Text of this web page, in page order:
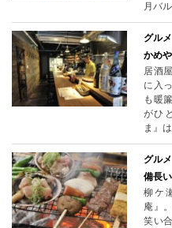
月バ
グルメ
かめ
居酒
に入
も暖
がひ
ま』
グルメ
備長
柳ケ
庵』
笑い